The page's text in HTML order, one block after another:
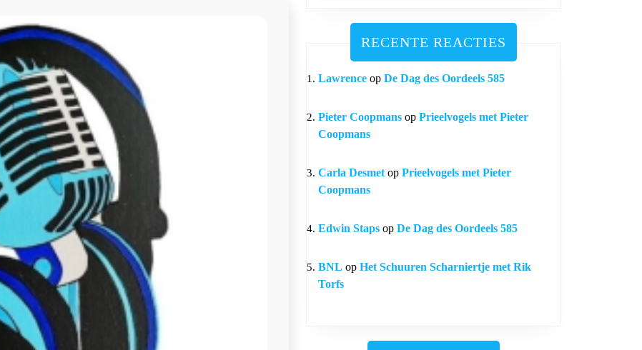
RECENTE REACTIES
Lawrence op De Dag des Oordeels 585
Pieter Coopmans op Prieelvogels met Pieter
Coopmans
Carla Desmet op Prieelvogels met Pieter
Coopmans
Edwin Staps op De Dag des Oordeels 585
BNL op Het Schuuren Scharniertje met Rik
Torfs